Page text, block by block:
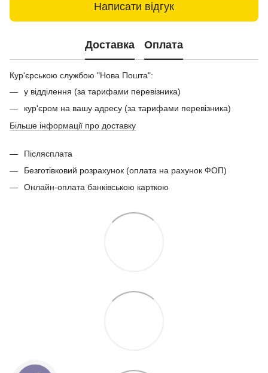
Написати відгук
Доставка Оплата
Кур'єрською службою "Нова Пошта":
у відділення (за тарифами перевізника)
кур'єром на вашу адресу (за тарифами перевізника)
Більше інформації про доставку
Післясплата
Безготівковий розрахунок (оплата на рахунок ФОП)
Онлайн-оплата банківською карткою